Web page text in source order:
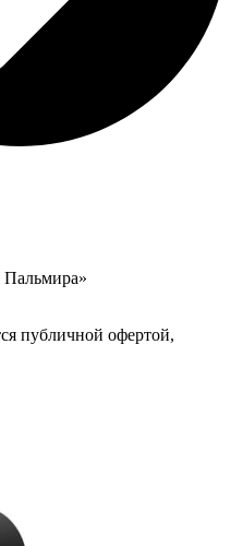
публичной офертой,